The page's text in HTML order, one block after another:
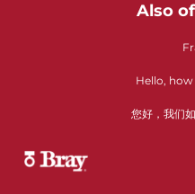
Also
Hello,
您好，我们